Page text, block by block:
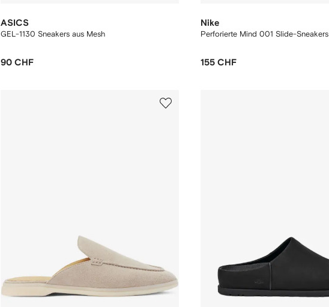
ASICS
GEL-1130 Sneakers aus Mesh
90 CHF
Nike
Perforierte Mind 001 Slide-Sneakers
155 CHF